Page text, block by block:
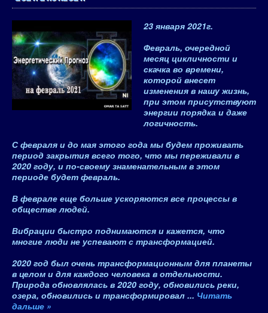
23 января 2021г.
Февраль, очередной
месяц цикличности и
скачка во времени,
которой внесет
изменения в нашу жизнь,
при этом присутствуют
энергии порядка и даже
логичность.
С февраля и до мая этого года мы будем проживать
период закрытия всего того, что мы переживали в
2020 году, и по-своему знаменательным в этом
периоде будет февраль.
В феврале еще больше ускоряются все процессы в
обществе людей.
Вибрации быстро поднимаются и кажется, что
многие люди не успевают с трансформацией.
2020 год был очень трансформационным для планеты
в целом и для каждого человека в отдельности.
Природа обновлялась в 2020 году, обновились реки,
озера, обновились и трансформировал ... Читать
дальше »